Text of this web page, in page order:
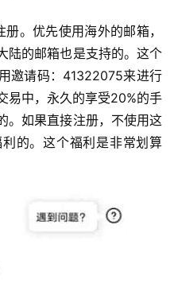
。优先使用海外的邮箱，
陆的邮箱也是支持的。这个
邀请码：41322075来进行
易中，永久的享受20%的手
。如果直接注册，不使用这
的。这个福利是非常划算